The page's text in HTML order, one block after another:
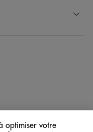
optimiser votre